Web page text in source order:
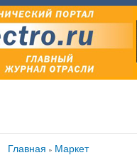
Вы здесь
Главная » Маркет